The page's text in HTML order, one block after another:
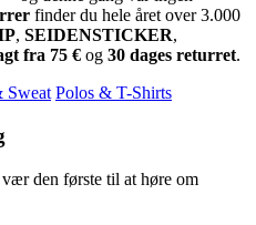
finder du hele året over 3.000
, SEIDENSTICKER,
fra 75 € og 30 dages returret.
Sweat Polos & T-Shirts
den første til at høre om